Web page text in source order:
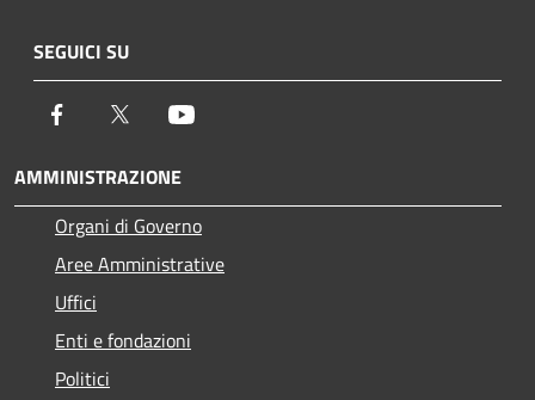
SEGUICI SU
Facebook Twitter
AMMINISTRAZIONE
Organi di Governo
Aree Amministrative
Uffici
Enti e fondazioni
Politici